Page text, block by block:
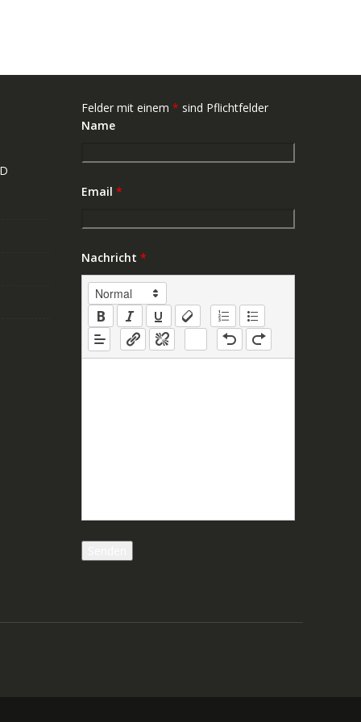
Felder mit einem * sind Pflichtfelder
Name
Email *
Nachricht *